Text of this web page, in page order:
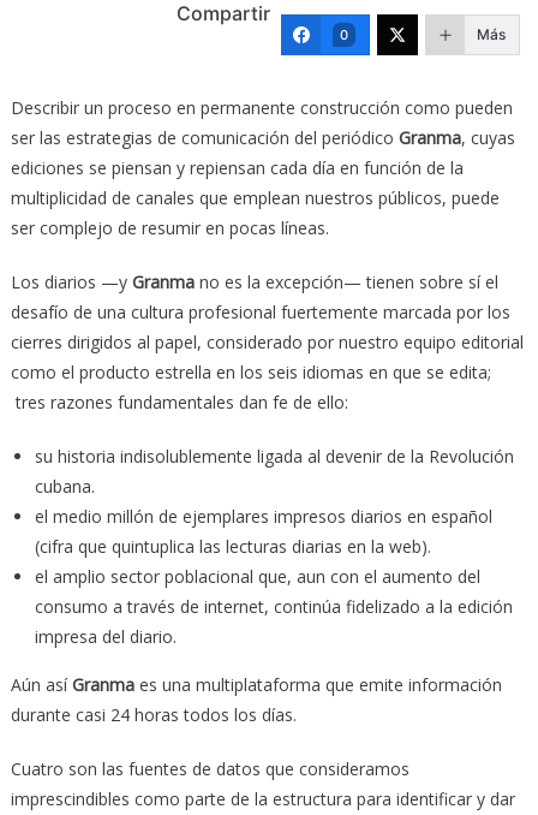
Compartir
0 Más
Describir un proceso en permanente construcción como pueden
ser las estrategias de comunicación del periódico Granma, cuyas
ediciones se piensan y repiensan cada día en función de la
multiplicidad de canales que emplean nuestros públicos, puede
ser complejo de resumir en pocas líneas.
Los diarios —y Granmano es la excepción— tienen sobre sí el
desafío de una cultura profesional fuertemente marcada por los
cierres dirigidos al papel, considerado por nuestro equipo editorial
como el producto estrella en los seis idiomas en que se edita;
tres razones fundamentales dan fe de ello:
su historia indisolublemente ligada al devenir de la Revolución
cubana.
el medio millón de ejemplares impresos diarios en español
(cifra que quintuplica las lecturas diarias en la web).
el amplio sector poblacional que, aun con el aumento del
consumo a través de internet, continúa fidelizado a la edición
impresa del diario.
Aún asíGranma es una multiplataforma que emite información
durante casi 24 horas todos los días.
Cuatro son las fuentes de datos que consideramos
imprescindibles como parte de la estructura para identificar y dar